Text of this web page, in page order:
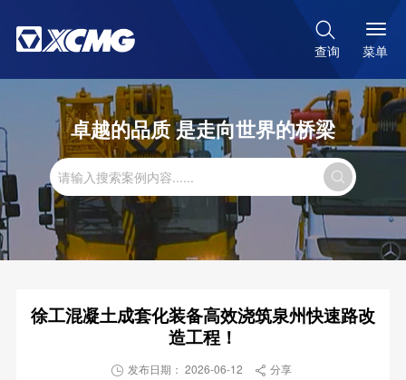

查询 菜单
卓越的品质 是走向世界的桥梁

徐工混凝土成套化装备高效浇筑泉州快速路改
造工程！
 发布日期： 2026-06-12  分享